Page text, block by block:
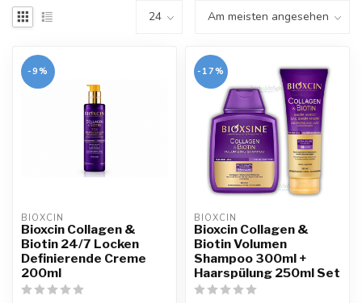
-9%
BIOXCIN
Bioxcin Collagen &
Biotin 24/7 Locken
Definierende Creme
200ml
-17%
BIOXCIN
Bioxcin Collagen &
Biotin Volumen
Shampoo 300ml +
Haarspülung 250ml Set